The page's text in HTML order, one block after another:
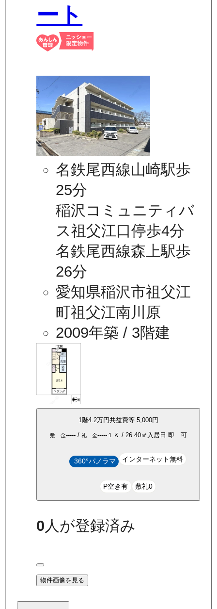
ート
名鉄尾西線山崎駅歩
25分
稲沢コミュニティバ
ス祖父江口停歩4分
名鉄尾西線森上駅歩
26分
愛知県稲沢市祖父江
町祖父江南川原
2009年築 / 3階建
1 階4.2万円共益費等 5,000円
敷 金-----/ 礼 金-----１Ｋ / 26.40㎡ 入居日 即 可
360°パノラマ インターネット無料
P空き有 敷礼0
0人が登録済み
物件画像を見る